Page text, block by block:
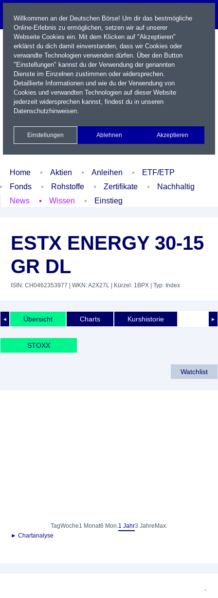
Name / WKN / ISIN / Kürzel
Xetra Realtime
Watchlist Portfolio Login
Home Aktien Anleihen
ETF/ETP
Fonds
Rohstoffe Zertifikate
Nachhaltig
News
Wissen Einstieg
ESTX ENERGY 30-15
GR DL
ISIN: CH0462353977 | WKN: A2X27L | Kürzel: 1BPX | Typ: Index
◄ ►
Übersicht Charts Kurshistorie
STOXX
Watchlist
TagWoche1 Monat6 Mon.1 Jahr3 Jahre Max.
► Chartanalyse
-
Willkommen an der Deutschen Börse! Um dir das bestmögliche
Online-Erlebnis zu ermöglichen, setzen wir auf unserer
Webseite Cookies ein. Mit dem Klicken auf "Akzeptieren"
erklärst du dich damit einverstanden, dass wir Cookies oder
verwandte Technologien verwenden dürfen. Über den Button
"Einstellungen" kannst du der Verwendung der genannten
Dienste im Einzelnen zustimmen oder widersprechen.
Detaillierte Informationen und wie du der Verwendung von
Cookies und verwandten Technologien auf dieser Website
jederzeit widersprechen kannst, findest du in unseren
Datenschutzhinweisen.
Einstellungen Ablehnen Akzeptieren